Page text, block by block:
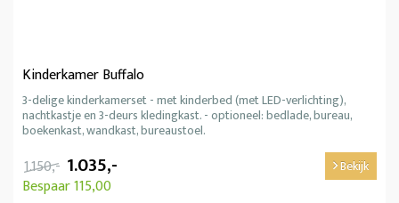
Kinderkamer Buffalo
3-delige kinderkamerset - met kinderbed (met LED-verlichting),
nachtkastje en 3-deurs kledingkast. - optioneel: bedlade, bureau,
boekenkast, wandkast, bureaustoel.
1.150,- 1.035,-
Bespaar 115,00
Bekijk